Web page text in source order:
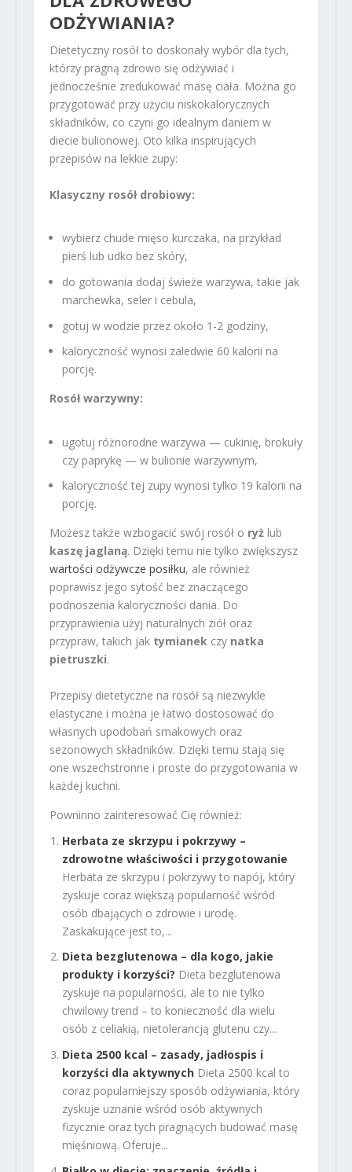
ODŻYWIANIA?
Dietetyczny rosół to doskonały wybór dla tych,
którzy pragną zdrowo się odżywiać i
jednocześnie zredukować masę ciała. Można go
przygotować przy użyciu niskokalorycznych
składników, co czyni go idealnym daniem w
diecie bulionowej. Oto kilka inspirujących
przepisów na lekkie zupy:
Klasyczny rosół drobiowy:
wybierz chude mięso kurczaka, na przykład
pierś lub udko bez skóry,
do gotowania dodaj świeże warzywa, takie jak
marchewka, seler i cebula,
gotuj w wodzie przez około 1-2 godziny,
kaloryczność wynosi zaledwie 60 kalorii na
porcję.
Rosół warzywny:
ugotuj różnorodne warzywa — cukinię, brokuły
czy paprykę — w bulionie warzywnym,
kaloryczność tej zupy wynosi tylko 19 kalorii na
porcję.
Możesz także wzbogacić swój rosół o ryżlub
kaszę jaglaną. Dzięki temu nie tylko zwiększysz
wartości odżywcze posiłku, ale również
poprawisz jego sytość bez znaczącego
podnoszenia kaloryczności dania. Do
przyprawienia użyj naturalnych ziół oraz
przypraw, takich jak tymianekczy natka
pietruszki.
Przepisy dietetyczne na rosół są niezwykle
elastyczne i można je łatwo dostosować do
własnych upodobań smakowych oraz
sezonowych składników. Dzięki temu stają się
one wszechstronne i proste do przygotowania w
każdej kuchni.
Powninno zainteresować Cię również:
Herbata ze skrzypu i pokrzywy –
zdrowotne właściwości i przygotowanie
Herbata ze skrzypu i pokrzywy to napój, który
zyskuje coraz większą popularność wśród
osób dbających o zdrowie i urodę.
Zaskakujące jest to,...
Dieta bezglutenowa – dla kogo, jakie
produkty i korzyści? Dieta bezglutenowa
zyskuje na popularności, ale to nie tylko
chwilowy trend – to konieczność dla wielu
osób z celiakią, nietolerancją glutenu czy...
Dieta 2500 kcal – zasady, jadłospis i
korzyści dla aktywnych Dieta 2500 kcal to
coraz popularniejszy sposób odżywiania, który
zyskuje uznanie wśród osób aktywnych
fizycznie oraz tych pragnących budować masę
mięśniową. Oferuje...